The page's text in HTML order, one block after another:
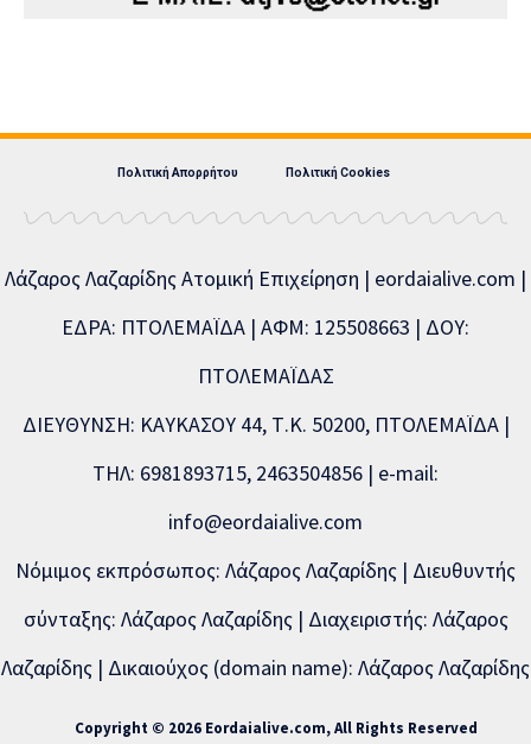
Πολιτική Απορρήτου Πολιτική Cookies
Λάζαρος Λαζαρίδης Ατομική Επιχείρηση | eordaialive.com |
ΕΔΡΑ: ΠΤΟΛΕΜΑΪΔΑ | ΑΦΜ: 125508663 | ΔΟΥ:
ΠΤΟΛΕΜΑΪΔΑΣ
ΔΙΕΥΘΥΝΣΗ: ΚΑΥΚΑΣΟΥ 44, Τ.Κ. 50200, ΠΤΟΛΕΜΑΪΔΑ |
ΤΗΛ: 6981893715, 2463504856 | e-mail:
info@eordaialive.com
Νόμιμος εκπρόσωπος: Λάζαρος Λαζαρίδης | Διευθυντής
σύνταξης: Λάζαρος Λαζαρίδης | Διαχειριστής: Λάζαρος
Λαζαρίδης | Δικαιούχος (domain name): Λάζαρος Λαζαρίδης
Copyright © 2026 Eordaialive.com, All Rights Reserved